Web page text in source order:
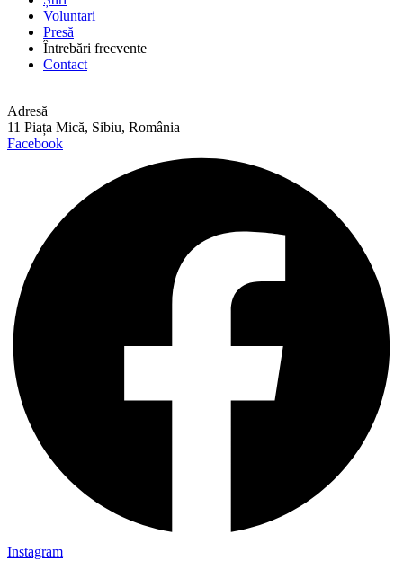
Voluntari
Presă
Întrebări frecvente
Contact
Adresă
11 Piața Mică, Sibiu, România
Facebook
Instagram